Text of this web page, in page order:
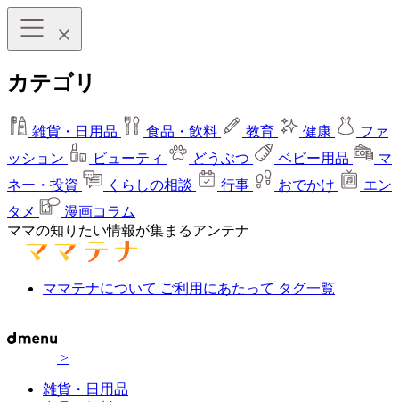
カテゴリ
雑貨・日用品 食品・飲料 教育 健康
ファ
ッション
ビューティ どうぶつ ベビー用品
マ
ネー・投資
くらしの相談 行事 おでかけ
エン
タメ
漫画コラム
ママの知りたい情報が集まるアンテナ
ママテナについて ご利用にあたって タグ一覧
>
雑貨・日用品